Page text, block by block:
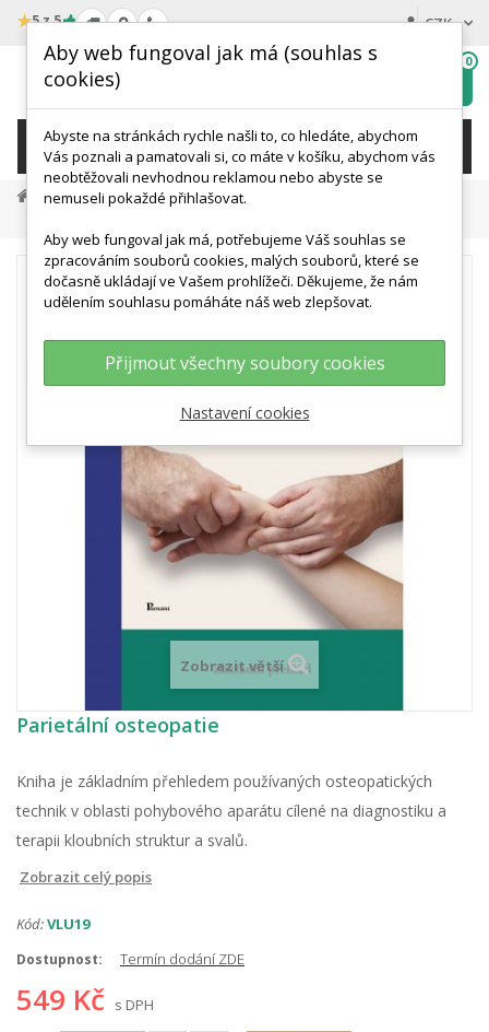
★5 z 5 CZK
wishlist
0
KATEGORIE
Výukové Plakáty A Knihy
Zobrazit větší
Parietální osteopatie
Kniha je základním přehledem používaných osteopatických
technik v oblasti pohybového aparátu cílené na diagnostiku a
terapii kloubních struktur a svalů.
Zobrazit celý popis
Kód:VLU19
Dostupnost: Termín dodání ZDE
549 Kč s DPH
Aby web fungoval jak má (souhlas s
cookies)
Abyste na stránkách rychle našli to, co hledáte, abychom
Vás poznali a pamatovali si, co máte v košíku, abychom vás
neobtěžovali nevhodnou reklamou nebo abyste se
nemuseli pokaždé přihlašovat.
Aby web fungoval jak má, potřebujeme Váš souhlas se
zpracováním souborů cookies, malých souborů, které se
dočasně ukládají ve Vašem prohlížeči. Děkujeme, že nám
udělením souhlasu pomáháte náš web zlepšovat.
Přijmout všechny soubory cookies
Nastavení cookies